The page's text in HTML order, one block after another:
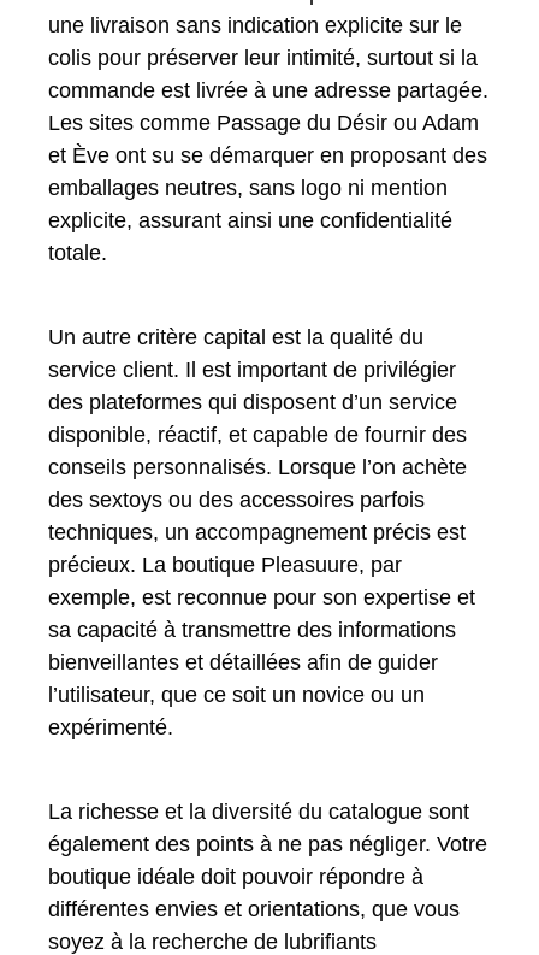
une livraison sans indication explicite sur le
colis pour préserver leur intimité, surtout si la
commande est livrée à une adresse partagée.
Les sites comme Passage du Désir ou Adam
et Ève ont su se démarquer en proposant des
emballages neutres, sans logo ni mention
explicite, assurant ainsi une confidentialité
totale.
Un autre critère capital est la qualité du
service client. Il est important de privilégier
des plateformes qui disposent d’un service
disponible, réactif, et capable de fournir des
conseils personnalisés. Lorsque l’on achète
des sextoys ou des accessoires parfois
techniques, un accompagnement précis est
précieux. La boutique Pleasuure, par
exemple, est reconnue pour son expertise et
sa capacité à transmettre des informations
bienveillantes et détaillées afin de guider
l’utilisateur, que ce soit un novice ou un
expérimenté.
La richesse et la diversité du catalogue sont
également des points à ne pas négliger. Votre
boutique idéale doit pouvoir répondre à
différentes envies et orientations, que vous
soyez à la recherche de lubrifiants